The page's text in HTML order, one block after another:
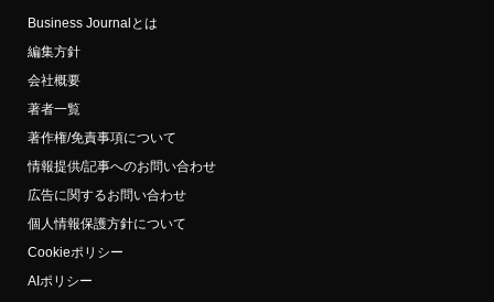
Business Journalとは
編集方針
会社概要
著者一覧
著作権/免責事項について
情報提供/記事へのお問い合わせ
広告に関するお問い合わせ
個人情報保護方針について
Cookieポリシー
AIポリシー